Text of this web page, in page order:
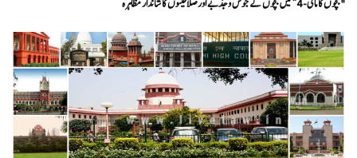
"بچوں کا ماٹی-4” میں بچوں کے جوش و جذبے اور صلاحیتوں کا شاندار مظاہرہ